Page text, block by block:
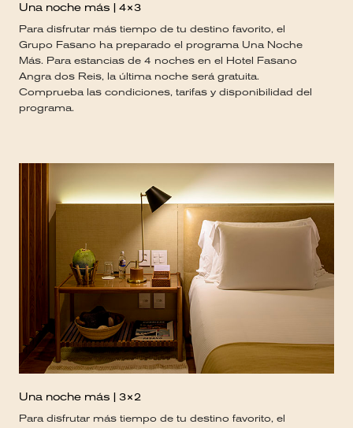
Una noche más | 4×3
Para disfrutar más tiempo de tu destino favorito, el
Grupo Fasano ha preparado el programa Una Noche
Más. Para estancias de 4 noches en el Hotel Fasano
Angra dos Reis, la última noche será gratuita.
Comprueba las condiciones, tarifas y disponibilidad del
programa.
Una noche más | 3×2
Para disfrutar más tiempo de tu destino favorito, el